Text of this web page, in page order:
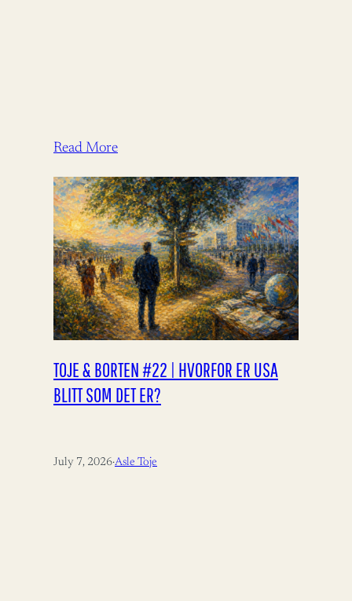
Read More
TOJE & BORTEN #22 | HVORFOR ER USA
BLITT SOM DET ER?
July 7, 2026·Asle Toje